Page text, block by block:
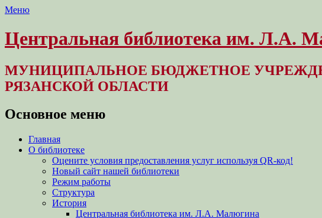
Меню
Центральная библиотека им. Л.А.
МУНИЦИПАЛЬНОЕ БЮДЖЕТНОЕ
РЯЗАНСКОЙ ОБЛАСТИ
Основное меню
Перейти
содержимому
Главная
О библиотеке
Оцените условия предоставления услуг используя QR-код!
Новый сайт нашей библиотеки
Режим работы
Структура
История
Центральная библиотека им. Л.А. Малюгина